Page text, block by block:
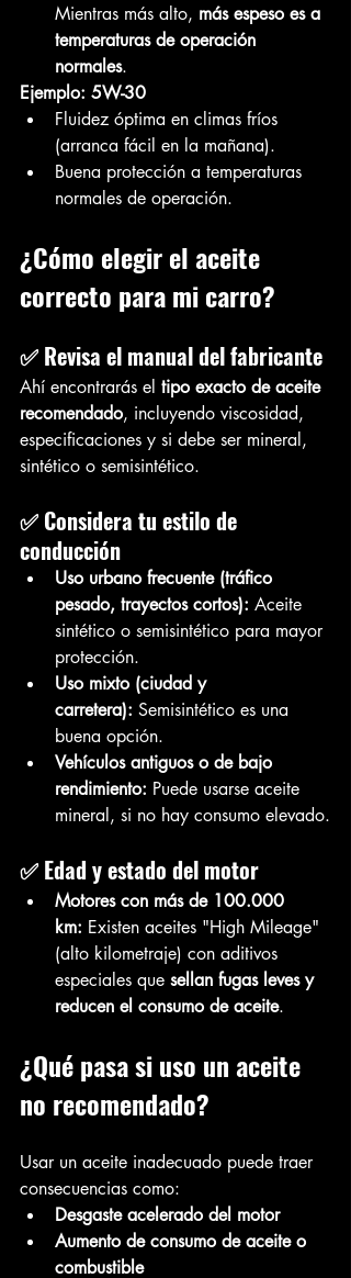
Mientras más alto, más espeso es a
temperaturas de operación
normales.
Ejemplo: 5W-30
Fluidez óptima en climas fríos
(arranca fácil en la mañana).
Buena protección a temperaturas
normales de operación.
¿Cómo elegir el aceite
correcto para mi carro?
✅ Revisa el manual del fabricante
Ahí encontrarás el tipo exacto de aceite
recomendado, incluyendo viscosidad,
especificaciones y si debe ser mineral,
sintético o semisintético.
✅ Considera tu estilo de
conducción
Uso urbano frecuente (tráfico
pesado, trayectos cortos): Aceite
sintético o semisintético para mayor
protección.
Uso mixto (ciudad y
carretera): Semisintético es una
buena opción.
Vehículos antiguos o de bajo
rendimiento: Puede usarse aceite
mineral, si no hay consumo elevado.
✅ Edad y estado del motor
Motores con más de 100.000
km: Existen aceites "High Mileage"
(alto kilometraje) con aditivos
especiales que sellan fugas leves y
reducen el consumo de aceite.
¿Qué pasa si uso un aceite
no recomendado?
Usar un aceite inadecuado puede traer
consecuencias como:
Desgaste acelerado del motor
Aumento de consumo de aceite o
combustible